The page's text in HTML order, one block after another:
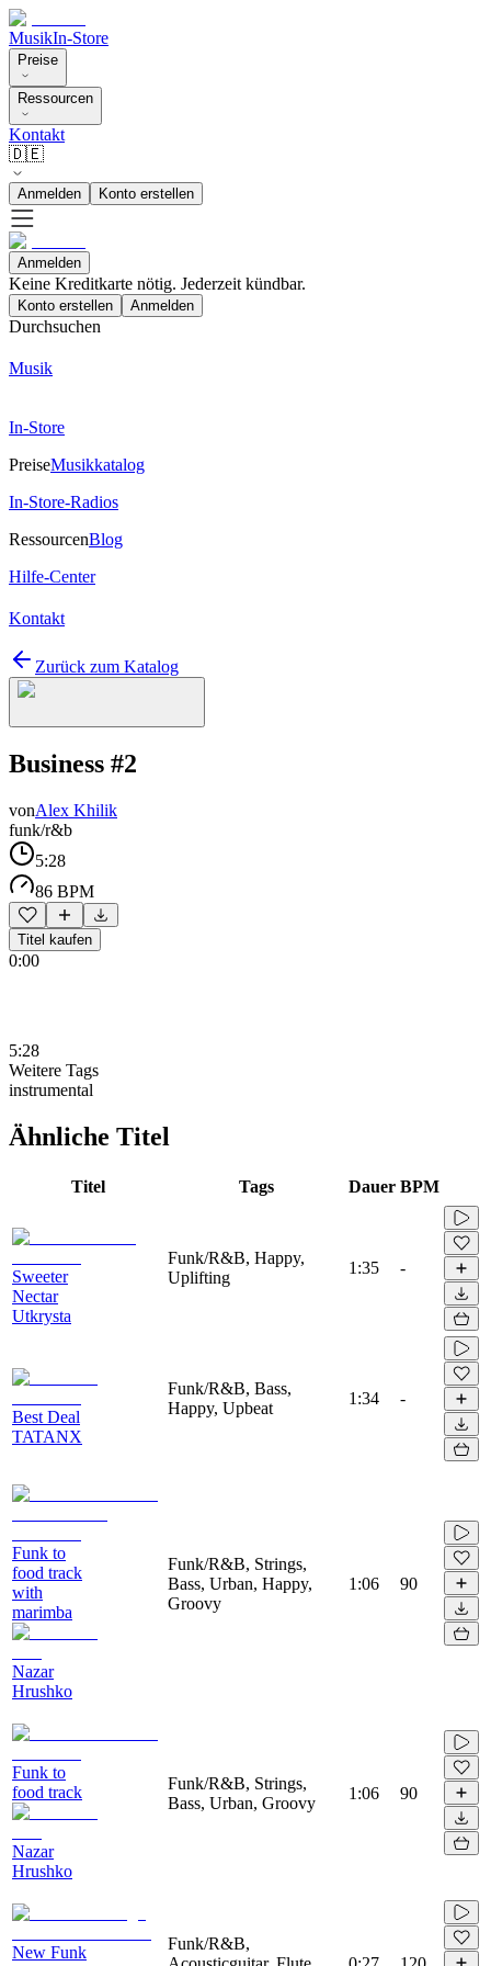
MusikIn-Store
Preise
Ressourcen
Kontakt
🇩🇪
Anmelden Konto erstellen
Anmelden
Keine Kreditkarte nötig. Jederzeit kündbar.
Konto erstellen Anmelden
Durchsuchen
Musik
In-Store
PreiseMusikkatalog
In-Store-Radios
RessourcenBlog
Hilfe-Center
Kontakt
Zurück zum Katalog
Business #2
vonAlex Khilik
funk/r&b
5:28
86 BPM
Titel kaufen
0:00
5:28
Weitere Tags
instrumental
Ähnliche Titel
Titel Tags Dauer BPM
Sweeter
Nectar
Utkrysta
Funk/R&B, Happy,
Uplifting
1:35 -
Best Deal
TATANX
Funk/R&B, Bass,
Happy, Upbeat
1:34 -
Funk to
food track
with
marimba
Nazar
Hrushko
Funk/R&B, Strings,
Bass, Urban, Happy,
Groovy
1:06 90
Funk to
food track
Nazar
Hrushko
Funk/R&B, Strings,
Bass, Urban, Groovy
1:06 90
New Funk
Funk/R&B,